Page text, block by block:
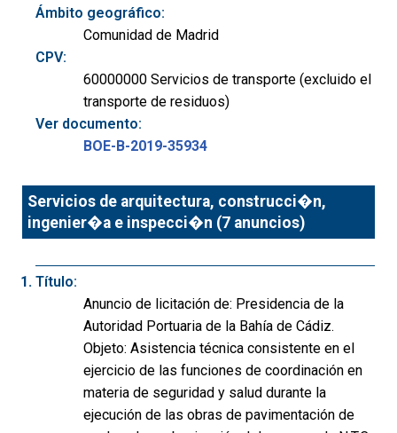
Ámbito geográfico:
Comunidad de Madrid
CPV:
60000000 Servicios de transporte (excluido el
transporte de residuos)
Ver documento:
BOE-B-2019-35934
Servicios de arquitectura, construcci�n,
ingenier�a e inspecci�n (7 anuncios)
Título:
Anuncio de licitación de: Presidencia de la
Autoridad Portuaria de la Bahía de Cádiz.
Objeto: Asistencia técnica consistente en el
ejercicio de las funciones de coordinación en
materia de seguridad y salud durante la
ejecución de las obras de pavimentación de